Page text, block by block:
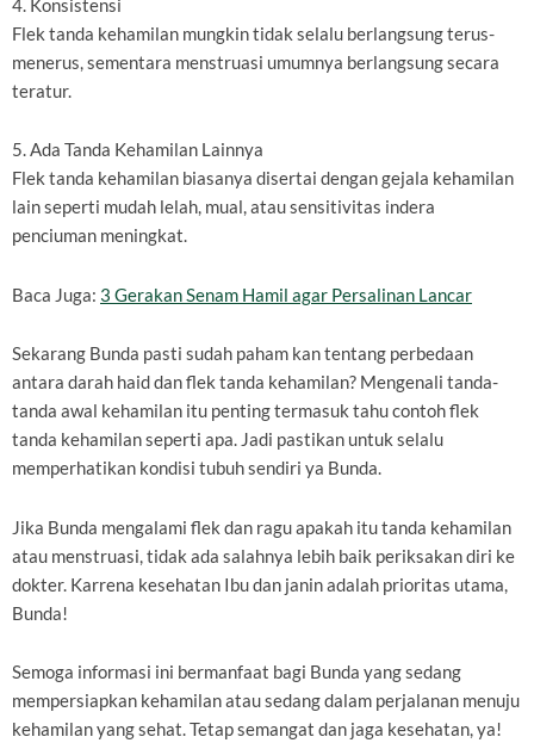
4. Konsistensi
Flek tanda kehamilan mungkin tidak selalu berlangsung terus-
menerus, sementara menstruasi umumnya berlangsung secara
teratur.
5. Ada Tanda Kehamilan Lainnya
Flek tanda kehamilan biasanya disertai dengan gejala kehamilan
lain seperti mudah lelah, mual, atau sensitivitas indera
penciuman meningkat.
Baca Juga: 3 Gerakan Senam Hamil agar Persalinan Lancar
Sekarang Bunda pasti sudah paham kan tentang perbedaan
antara darah haid dan flek tanda kehamilan? Mengenali tanda-
tanda awal kehamilan itu penting termasuk tahu contoh flek
tanda kehamilan seperti apa. Jadi pastikan untuk selalu
memperhatikan kondisi tubuh sendiri ya Bunda.
Jika Bunda mengalami flek dan ragu apakah itu tanda kehamilan
atau menstruasi, tidak ada salahnya lebih baik periksakan diri ke
dokter. Karrena kesehatan Ibu dan janin adalah prioritas utama,
Bunda!
Semoga informasi ini bermanfaat bagi Bunda yang sedang
mempersiapkan kehamilan atau sedang dalam perjalanan menuju
kehamilan yang sehat. Tetap semangat dan jaga kesehatan, ya!